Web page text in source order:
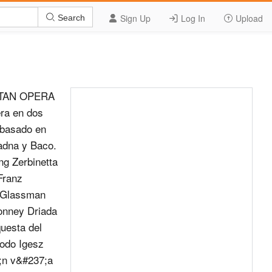
Sign Up Log In Upload
Search
de otra obra d&#237;a. c&#243;mica a cargo de una compa&#241;&#237;a de co- Las cosas se complican todav&#237;a m&#225;s mediantes. cuando se hace saber la orden superior Este cree que tal decisi&#243;n rebajar&#225; la ca- que se&#241;ala que ambas obras se repre- The Metropolitan Opera | Streaming HD ARIADNA EN NAXOS sentar&#225;n a la vez, para no aburrir a los &#211;PERA invitados. El compositor, ciertamente irritado, se Se representa el anunciado doble es- ve obligado a acortar su &#243;pera, a la vez pect&#225;culo, cuyo marco de acci&#243;n es la que Zerbinetta, cabeza de los come- solitaria isla de Naxos. diantes, trata de hacerlo entrar en raz&#243;n, Ariadna aparece dormida, mientras que desplegando sus artes de la seducci&#243;n. una n&#225;yade, una dr&#237;ade y el eco lamen- Zerbinetta sale triunfante, pues hace tan su destilo solitario. que el compositor, embriagado de entu- Ariadna se despierta, rodeada por Zer- siasmo por ella, aleje su inter&#233;s tan an- binetta y sus amigos, compadeci&#233;ndose sioso por mostrar el drama de Ariadna. de ella. Zerbinetta, sin perder m&#225;s tiempo, llama Ariadna piensa entregarse a los brazos a sus compa&#241;eros para preparar el es- de la muerte pues no soporta la soledad pect&#225;culo. a la que se ve condenada por el aban- 11 TEATRO NESCAF&#201; DE LAS ARTES Temporada